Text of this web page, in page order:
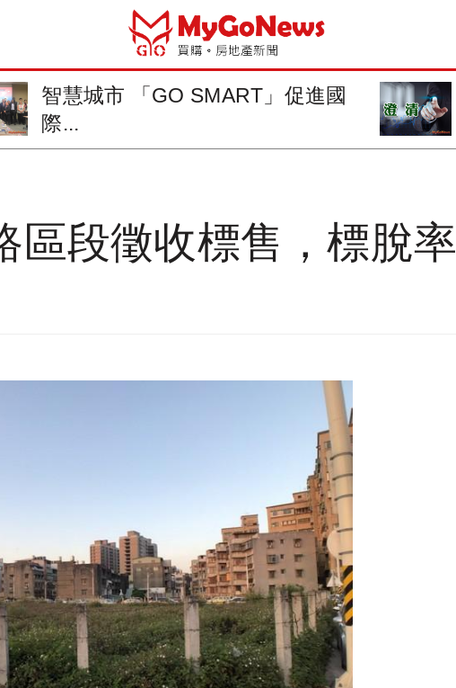
台南澄清 鐵路地下化計畫契約內
容無涉徵...
區段徵收標售，標脫率